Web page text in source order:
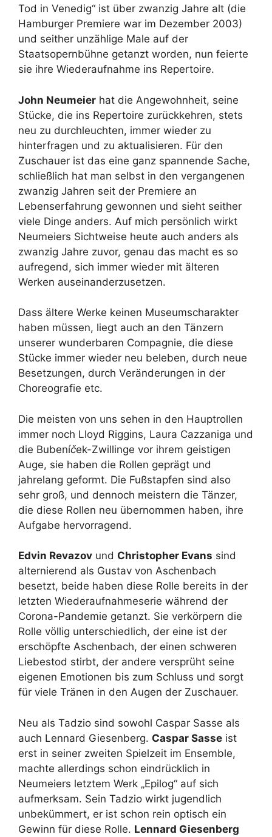
Tod in Venedig“ ist über zwanzig Jahre alt (die
Hamburger Premiere war im Dezember 2003)
und seither unzählige Male auf der
Staatsopernbühne getanzt worden, nun feierte
sie ihre Wiederaufnahme ins Repertoire.
John Neumeier hat die Angewohnheit, seine
Stücke, die ins Repertoire zurückkehren, stets
neu zu durchleuchten, immer wieder zu
hinterfragen und zu aktualisieren. Für den
Zuschauer ist das eine ganz spannende Sache,
schließlich hat man selbst in den vergangenen
zwanzig Jahren seit der Premiere an
Lebenserfahrung gewonnen und sieht seither
viele Dinge anders. Auf mich persönlich wirkt
Neumeiers Sichtweise heute auch anders als
zwanzig Jahre zuvor, genau das macht es so
aufregend, sich immer wieder mit älteren
Werken auseinanderzusetzen.
Dass ältere Werke keinen Museumscharakter
haben müssen, liegt auch an den Tänzern
unserer wunderbaren Compagnie, die diese
Stücke immer wieder neu beleben, durch neue
Besetzungen, durch Veränderungen in der
Choreografie etc.
Die meisten von uns sehen in den Hauptrollen
immer noch Lloyd Riggins, Laura Cazzaniga und
die Bubeníček-Zwillinge vor ihrem geistigen
Auge, sie haben die Rollen geprägt und
jahrelang geformt. Die Fußstapfen sind also
sehr groß, und dennoch meistern die Tänzer,
die diese Rollen neu übernommen haben, ihre
Aufgabe hervorragend.
Edvin Revazov und Christopher Evans sind
alternierend als Gustav von Aschenbach
besetzt, beide haben diese Rolle bereits in der
letzten Wiederaufnahmeserie während der
Corona-Pandemie getanzt. Sie verkörpern die
Rolle völlig unterschiedlich, der eine ist der
erschöpfte Aschenbach, der einen schweren
Liebestod stirbt, der andere versprüht seine
eigenen Emotionen bis zum Schluss und sorgt
für viele Tränen in den Augen der Zuschauer.
Neu als Tadzio sind sowohl Caspar Sasse als
auch Lennard Giesenberg. Caspar Sasse ist
erst in seiner zweiten Spielzeit im Ensemble,
machte allerdings schon eindrücklich in
Neumeiers letztem Werk „Epilog“ auf sich
aufmerksam. Sein Tadzio wirkt jugendlich
unbekümmert, er ist schon rein optisch ein
Gewinn für diese Rolle. Lennard Giesenberg